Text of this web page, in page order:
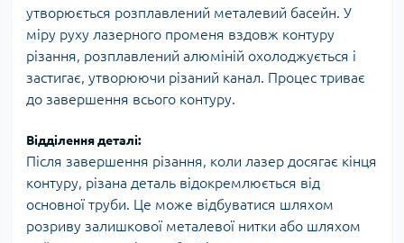
утворюється розплавлений металевий басейн. У
міру руху лазерного променя вздовж контуру
різання, розплавлений алюміній охолоджується і
застигає, утворюючи різаний канал. Процес триває
до завершення всього контуру.
Відділення деталі:
Після завершення різання, коли лазер досягає кінця
контуру, різана деталь відокремлюється від
основної труби. Це може відбуватися шляхом
розриву залишкової металевої нитки або шляхом